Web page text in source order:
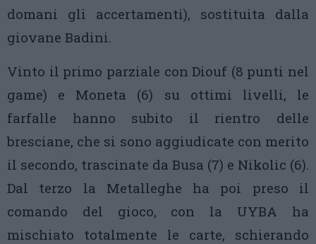
domani gli accertamenti), sostituita dalla
giovane Badini.
Vinto il primo parziale con Diouf (8 punti nel
game) e Moneta (6) su ottimi livelli, le
farfalle hanno subito il rientro delle
bresciane, che si sono aggiudicate con merito
il secondo, trascinate da Busa (7) e Nikolic (6).
Dal terzo la Metalleghe ha poi preso il
comando del gioco, con la UYBA ha
mischiato totalmente le carte, schierando